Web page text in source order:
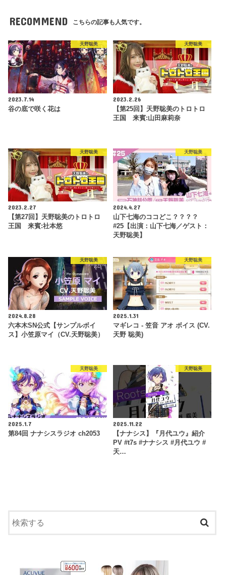
RECOMMEND こちらの記事も人気です。
天野聡美
2023.7.14
谷の底で咲く花は
天野聡美
2023.2.26
【第25回】天野聡美のトロトロ
王国 来賓:山田麻莉奈
天野聡美
2023.2.27
【第27回】天野聡美のトロトロ
王国 来賓:社本悠
天野聡美
2024.4.27
山下七海のココどこ？？？？
#25【出演：山下七海／ゲスト：
天野聡美】
天野聡美
2024.8.28
六本木SN公式【サンプルボイ
ス】小笠原マイ（CV.天野聡美）
天野聡美
2025.1.31
マギレコ - 笠音 アオ ボイス (CV.
天野 聡美)
天野聡美
2025.1.7
第84回 ナナシスラジオ ch2053
天野聡美
2025.11.22
【ナナシス】『月代ユウ』紹介
PV #t7s #ナナシス #月代ユウ #
天…